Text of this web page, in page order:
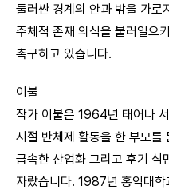
둘러싼 경계의 안과 밖을 가로
주체적 존재 의식을 불러일으
촉구하고 있습니다.
이불
작가 이불은 1964년 태어나
시절 반체제 활동을 한 부모를
급속한 산업화 그리고 후기 식
자랐습니다. 1987년 홍익대